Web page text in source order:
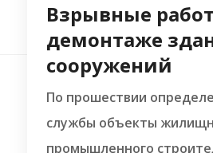
Взрывные
демонтаже
сооружений
По прошествии
службы объекты
промышленного